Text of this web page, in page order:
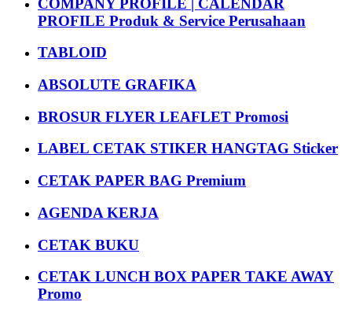
PROFILE Produk & Service Perusahaan
TABLOID
ABSOLUTE GRAFIKA
BROSUR FLYER LEAFLET Promosi
LABEL CETAK STIKER HANGTAG Sticker
CETAK PAPER BAG Premium
AGENDA KERJA
CETAK BUKU
CETAK LUNCH BOX PAPER TAKE AWAY
Promo